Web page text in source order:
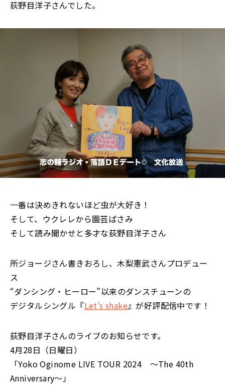
荻野目洋子さんでした。
一番は決めきれないほど虫が大好き！
そして、ウクレレから園芸ばさみ
そして読み聞かせと多才な荻野目洋子さん
所ジョージさん書きおろし、木梨憲武さんプロデュー
ス
“ダンシング・ヒーロー”以来のダンスチューンの
デジタルシングル『Let’s shake』が好評配信中です！
荻野目洋子さんのライブのお知らせです。
4月28日（日曜日）
「Yoko Oginome LIVE TOUR 2024 ～The 40th
Anniversary～」